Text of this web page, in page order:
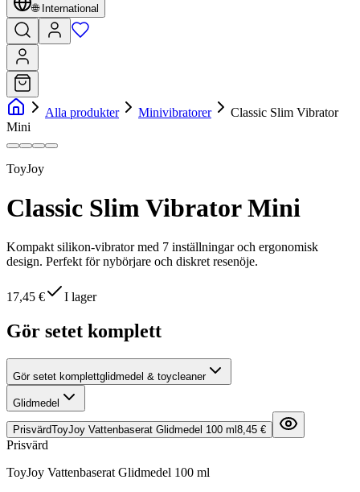
🌐 International
Alla produkter Minivibratorer
Classic Slim Vibrator
Mini
ToyJoy
Classic Slim Vibrator Mini
Kompakt silikon-vibrator med 7 inställningar och ergonomisk
design. Perfekt för nybörjare och diskret resenöje.
17,45 € I lager
Gör setet komplett
Gör setet komplettglidmedel & toycleaner
Glidmedel
PrisvärdToyJoy Vattenbaserat Glidmedel 100 ml 8,45 €
Prisvärd
ToyJoy Vattenbaserat Glidmedel 100 ml